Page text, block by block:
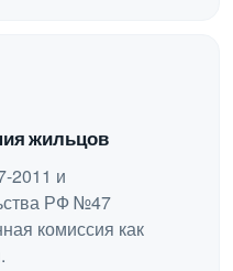
жильцов
2011 и
РФ №47
комиссия как